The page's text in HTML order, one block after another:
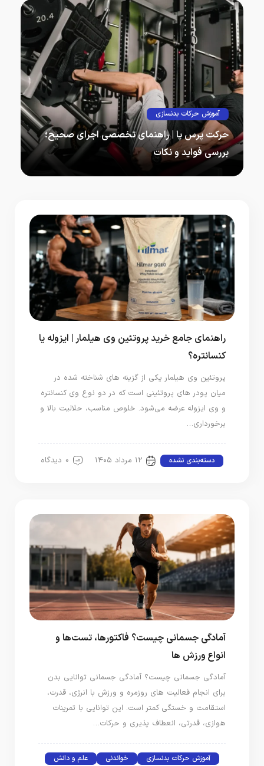
آموزش حرکات بدنسازی
حرکت پرس پا | راهنمای تخصصی اجرای صحیح؛
بررسی فواید و نکات
راهنمای جامع خرید پروتئین وی هیلمار | ایزوله یا
کنسانتره؟
پروتئین وی هیلمار یکی از گزینه‌ های شناخته‌ شده در
میان پودر های پروتئینی است که در دو نوع وی کنسانتره
و وی ایزوله عرضه می‌شود. خلوص مناسب، حلالیت بالا و
برخورداری…
دسته‌بندی نشده ۱۲ مرداد ۱۴۰۵ 0 دیدگاه
آمادگی جسمانی چیست؟ فاکتورها، تست‌ها و
انواع ورزش‌ ها
آمادگی جسمانی چیست؟ آمادگی جسمانی توانایی بدن
برای انجام فعالیت‌ های روزمره و ورزش با انرژی، قدرت،
استقامت و خستگی کمتر است. این توانایی با تمرینات
هوازی، قدرتی، انعطاف‌ پذیری و حرکات…
آموزش حرکات بدنسازی خواندنی علم و دانش